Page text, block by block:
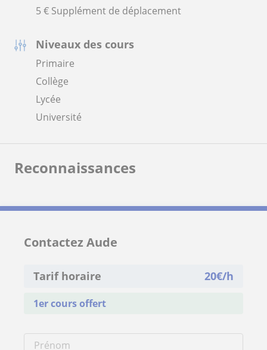
5 € Supplément de déplacement
Niveaux des cours
Primaire
Collège
Lycée
Université
Reconnaissances
Contactez Aude
Tarif horaire 20€/h
1er cours offert